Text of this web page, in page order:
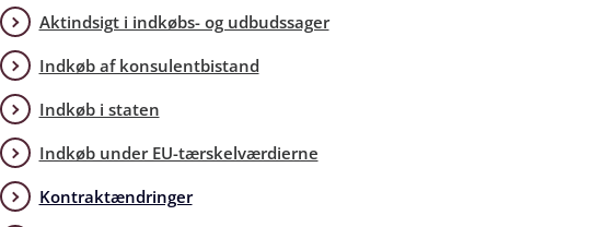
Aktindsigt i indkøbs- og udbudssager
Indkøb af konsulentbistand
Indkøb i staten
Indkøb under EU-tærskelværdierne
Kontraktændringer